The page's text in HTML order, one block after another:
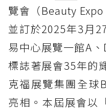
覽會（Beauty
並訂於2025年3月
易中心展覽一館A
標誌著展會35年的
克福展覽集團全球
亮相。本屆展會以